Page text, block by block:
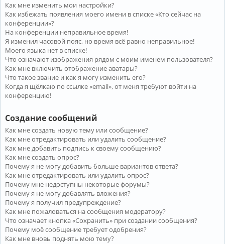
Как мне изменить мои настройки?
Как избежать появления моего имени в списке «Кто сейчас на
конференции»?
На конференции неправильное время!
Я изменил часовой пояс, но время всё равно неправильное!
Моего языка нет в списке!
Что означают изображения рядом с моим именем пользователя?
Как мне включить отображение аватары?
Что такое звание и как я могу изменить его?
Когда я щёлкаю по ссылке «email», от меня требуют войти на
конференцию!
Создание сообщений
Как мне создать новую тему или сообщение?
Как мне отредактировать или удалить сообщение?
Как мне добавить подпись к своему сообщению?
Как мне создать опрос?
Почему я не могу добавить больше вариантов ответа?
Как мне отредактировать или удалить опрос?
Почему мне недоступны некоторые форумы?
Почему я не могу добавлять вложения?
Почему я получил предупреждение?
Как мне пожаловаться на сообщения модератору?
Что означает кнопка «Сохранить» при создании сообщения?
Почему моё сообщение требует одобрения?
Как мне вновь поднять мою тему?